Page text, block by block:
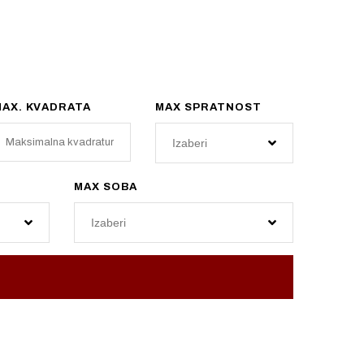
KVADRATA MAX SPRATNOST
Izaberi
MAX SOBA
Izaberi